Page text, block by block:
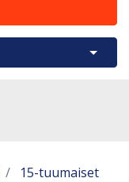
Avaa
15-tuumaiset